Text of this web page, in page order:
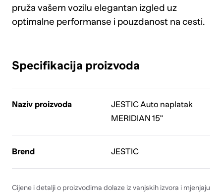
pruža vašem vozilu elegantan izgled uz
optimalne performanse i pouzdanost na cesti.
Specifikacija proizvoda
Naziv proizvoda
JESTIC Auto naplatak
MERIDIAN 15"
Brend JESTIC
Cijene i detalji o proizvodima dolaze iz vanjskih izvora i mjenjaju